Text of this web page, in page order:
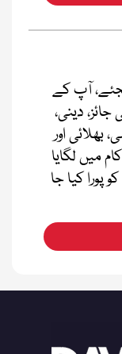
آپ کے
دینی،
بھلائی اور
میں لگایا
پورا کیا جا